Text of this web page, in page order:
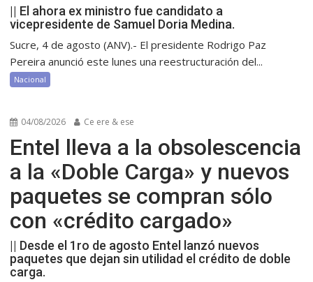
|| El ahora ex ministro fue candidato a
vicepresidente de Samuel Doria Medina.
Sucre, 4 de agosto (ANV).- El presidente Rodrigo Paz
Pereira anunció este lunes una reestructuración del...
Nacional
04/08/2026 Ce ere & ese
Entel lleva a la obsolescencia
a la «Doble Carga» y nuevos
paquetes se compran sólo
con «crédito cargado»
|| Desde el 1ro de agosto Entel lanzó nuevos
paquetes que dejan sin utilidad el crédito de doble
carga.